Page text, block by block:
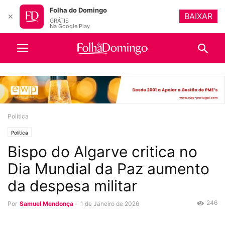
Política
Política
Bispo do Algarve critica no
Dia Mundial da Paz aumento
da despesa militar
Por Samuel Mendonça - 1 de Janeiro de 2026 246
✕
Folha do Domingo
GRÁTIS
Na Google Play
BAIXAR